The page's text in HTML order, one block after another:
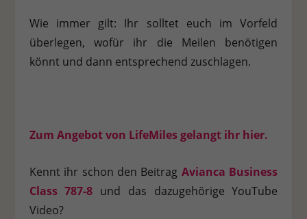
Wie immer gilt: Ihr solltet euch im Vorfeld
überlegen, wofür ihr die Meilen benötigen
könnt und dann entsprechend zuschlagen.
Zum Angebot von LifeMiles gelangt ihr hier.
Kennt ihr schon den Beitrag Avianca Business
Class 787-8 und das dazugehörige YouTube
Video?